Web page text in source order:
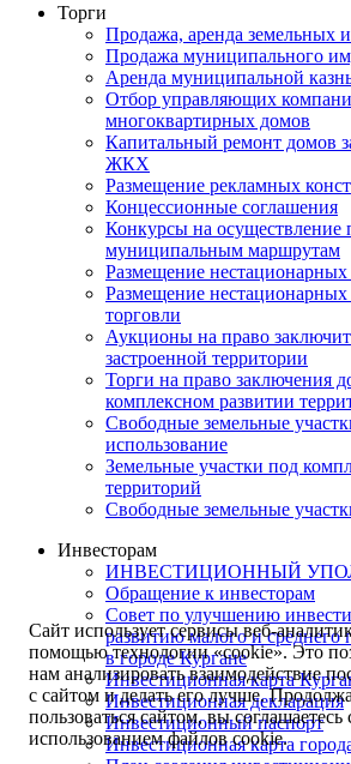
Торги
Продажа, аренда земельных
Продажа муниципального
Аренда муниципальной
Отбор управляющих
многоквартирных домов
Капитальный ремонт домов
ЖКХ
Размещение рекламных
Концессионные соглашения
Конкурсы на осуществление
муниципальным маршрутам
Размещение нестационарных
Размещение нестационарных
торговли
Аукционы на право
застроенной территории
Торги на право заключения
комплексном развитии
Свободные земельные
использование
Земельные участки под
территорий
Свободные земельные
Инвесторам
ИНВЕСТИЦИОННЫЙ
Обращение к инвесторам
Совет по улучшению
развитию малого и среднего
в городе Кургане
Инвестиционная карта
Инвестиционная декларация
Инвестиционный паспорт
Инвестиционная карта
Сайт использует сервисы веб-
помощью технологии «cookie». Это
нам анализировать взаимодействие
с сайтом и делать его лучше.
пользоваться сайтом, вы соглашаетесь
использованием файлов cookie.